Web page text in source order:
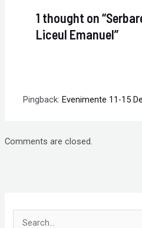
1 thought on
Liceul Emanuel”
Pingback:Evenimente 11-15
Comments are closed.